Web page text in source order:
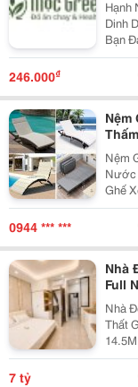
Hạnh
Dinh
Bạn
Thì
246.000₫
Nệm
Nệm
Nước
Ghế
Nhiều
Hợp
Bền
0944 *** ***
Nhà
Full
Nhà
Thất
14.5M Kết Cấu: ✅ 1 Trệt, 1 Lửng, 3 Lầu. ✅ 4Pn, 5Wc
(Có
7 tỷ